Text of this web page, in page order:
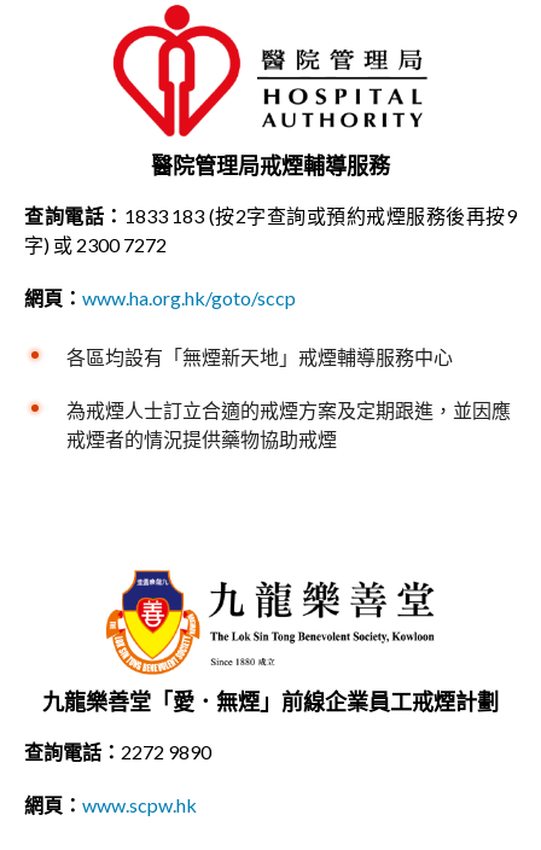
醫院管理局戒煙輔導服務
查詢電話： 1833 183 (按2字查詢或預約戒煙服務後再按9
字) 或 2300 7272
網頁： www.ha.org.hk/goto/sccp
各區均設有「無煙新天地」戒煙輔導服務中心
為戒煙人士訂立合適的戒煙方案及定期跟進，並因應
戒煙者的情況提供藥物協助戒煙
九龍樂善堂「愛．無煙」前線企業員工戒煙計劃
查詢電話： 2272 9890
網頁： www.scpw.hk